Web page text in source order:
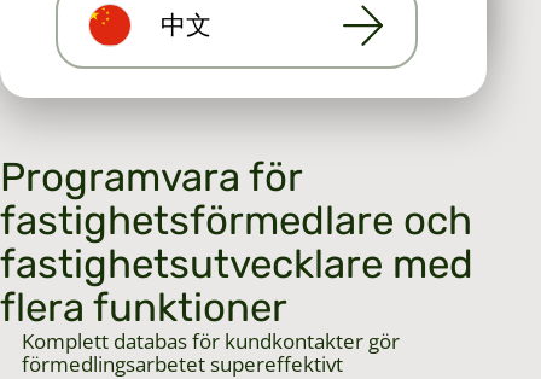
Programvara för
fastighetsförmedlare och
fastighetsutvecklare med
flera funktioner
Komplett databas för kundkontakter gör
förmedlingsarbetet supereffektivt
中文